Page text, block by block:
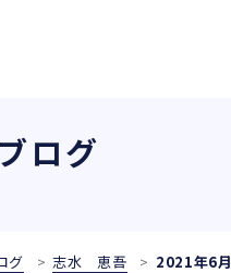
ログ
グ 志水 恵吾 2021年6月